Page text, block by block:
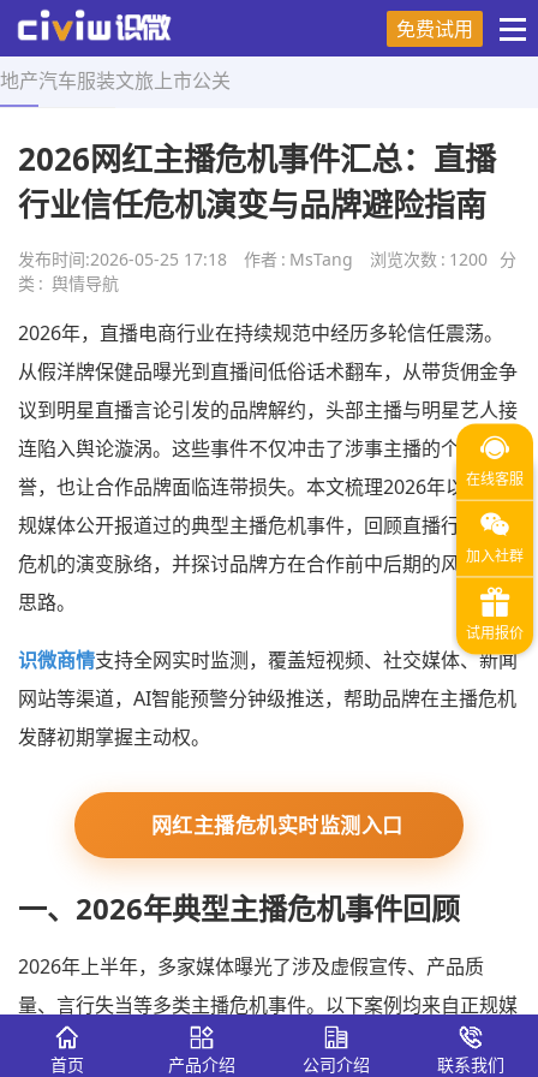
免费试用
地产汽车服装文旅 上市公关
首页 > 舆情导航 > 正文
2026网红主播危机事件汇总：直播
行业信任危机演变与品牌避险指南
发布时间:2026-05-25 17:18 作者 : MsTang 浏览次数 : 1200 分
类 : 舆情导航
2026年，直播电商行业在持续规范中经历多轮信任震荡。
从假洋牌保健品曝光到直播间低俗话术翻车，从带货佣金争
议到明星直播言论引发的品牌解约，头部主播与明星艺人接
连陷入舆论漩涡。这些事件不仅冲击了涉事主播的个人声
誉，也让合作品牌面临连带损失。本文梳理2026年以来正
规媒体公开报道过的典型主播危机事件，回顾直播行业信任
危机的演变脉络，并探讨品牌方在合作前中后期的风险规避
思路。
识微商情支持全网实时监测，覆盖短视频、社交媒体、新闻
网站等渠道，AI智能预警分钟级推送，帮助品牌在主播危机
发酵初期掌握主动权。
网红主播危机实时监测入口
一、2026年典型主播危机事件回顾
2026年上半年，多家媒体曝光了涉及虚假宣传、产品质
量、言行失当等多类主播危机事件。以下案例均来自正规媒
体的公开报道。
首页 产品介绍 公司介绍 联系我们